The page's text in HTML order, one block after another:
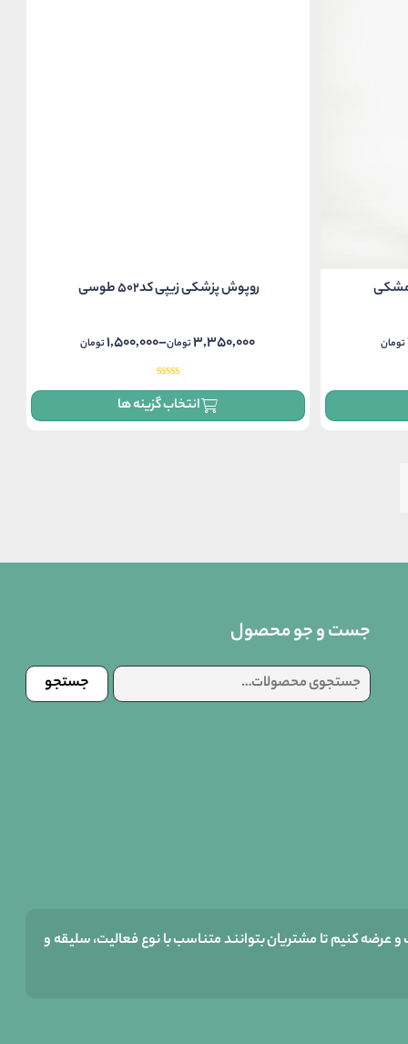
تومان
روپوش پزشکی زیپی کد502 طوسی
3,350,000تومان–
1,500,000تومان
Price
1,500,000 تومان
through
انتخاب گزینه ها
جست و جو محصول
جستجو
برای:
جستجو
کنیم تا مشتریان بتوانند متناسب با نوع فعالیت، سلیقه و